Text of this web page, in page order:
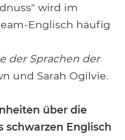
wird im
Englisch häufig
der Sprachen der
und Sarah Ogilvie.
über die
schwarzen Englisch